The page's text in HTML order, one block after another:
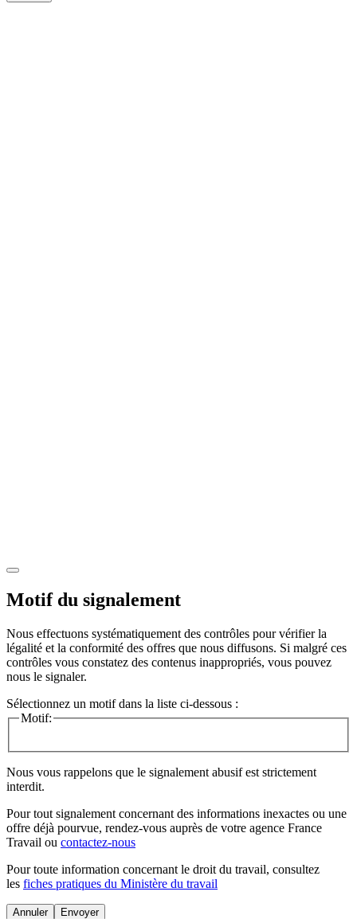
Motif du signalement
Nous effectuons systématiquement des contrôles pour vérifier la
légalité et la conformité des offres que nous diffusons. Si malgré ces
contrôles vous constatez des contenus inappropriés, vous pouvez
nous le signaler.
Sélectionnez un motif dans la liste ci-dessous :
Motif:
Nous vous rappelons que le signalement abusif est strictement
interdit.
Pour tout signalement concernant des informations inexactes ou une
offre déjà pourvue, rendez-vous auprès de votre agence France
Travail ou contactez-nous
Pour toute information concernant le droit du travail, consultez
les fiches pratiques du Ministère du travail
Annuler